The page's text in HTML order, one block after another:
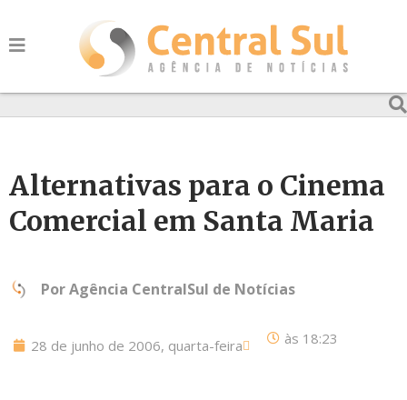
Alternativas para o Cinema
Comercial em Santa Maria
PorAgência CentralSul de Notícias
28 de junho de 2006, quarta-feira às 18:23